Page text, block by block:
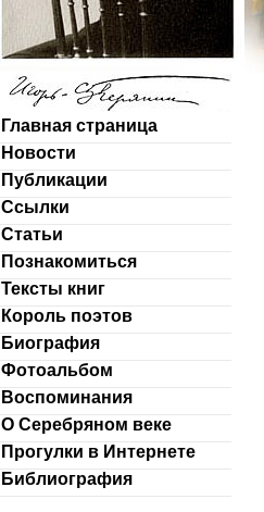
Главная страница
Новости
Публикации
Ссылки
Статьи
Познакомиться
Тексты книг
Король поэтов
Биография
Фотоальбом
Воспоминания
О Серебряном веке
Прогулки в Интернете
Библиография